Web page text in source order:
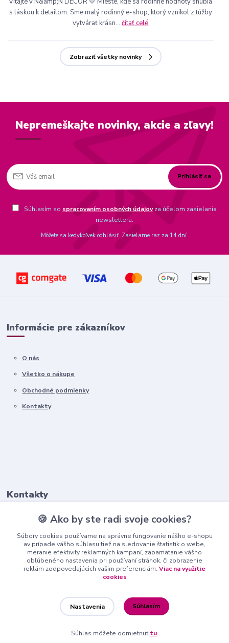
s láskou k detailom. Sme malý rodinný e-shop, ktorý vznikol z túžby
vytvárať krásn...čítať celé
Zobraziť všetky novinky
Nepremeškajte novinky, akcie a zľavy!
Prihlásiť sa
Súhlasím so spracovaním osobných údajovza účelom zasielania
newslettera.
Môžete sa kedykoľvek odhlásiť. Zasielame raz za 14 dní.
Informácie pre zákazníkov
O nás
Všetko o nákupe
Obchodné podmienky
Kontakty
Kontakty
+421911 569 017
(Po-Pia, 8-16 hod.)
info@nndecor.sk
Vytvorené na
Eshop-rychlo.sk
🍪 Ako by ste radi svoje cookies?
Súbory cookies používame na správne fungovanie nášho e-shopu
av prípade vášho súhlasu tiež na sledovanie štatistík o webe,
meranie efektivity reklamných kampaní, zapamätanie vášho
obľúbeného nastavenia pri používaní stránok, či zobrazenie
reklám zodpovedajúcich vašim preferenciám. Viac na využitie
cookies
Nastavenia Súhlasím
Súhlas môžete odmietnuťtu.